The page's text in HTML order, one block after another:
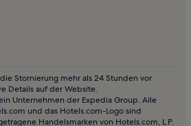
Light Rail
Stornierung mehr als 24 Stunden vor
Details auf der Website.
Unternehmen der Expedia Group. Alle
und das Hotels.com-Logo sind
Handelsmarken von Hotels.com, L.P.